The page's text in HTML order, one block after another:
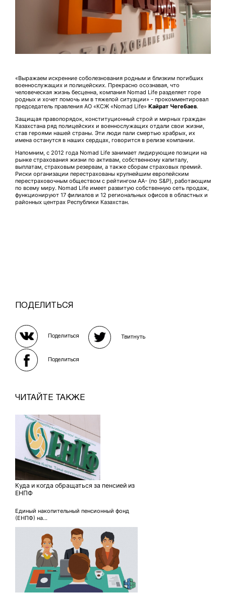
«Выражаем искренние соболезнования родным и близким погибших
военнослужащих и полицейских. Прекрасно осознавая, что
человеческая жизнь бесценна, компания Nomad Life разделяет горе
родных и хочет помочь им в тяжелой ситуации» - прокомментировал
председатель правления АО «КСЖ «Nomad Life» Кайрат Чегебаев.
Защищая правопорядок, конституционный строй и мирных граждан
Казахстана ряд полицейских и военнослужащих отдали свои жизни,
став героями нашей страны. Эти люди пали смертью храбрых, их
имена останутся в наших сердцах, говорится в релизе компании.
Напомним, с 2012 года Nomad Life занимает лидирующие позиции на
рынке страхования жизни по активам, собственному капиталу,
выплатам, страховым резервам, а также сборам страховых премий.
Риски организации перестрахованы крупнейшим европейским
перестраховочным обществом с рейтингом АА- (по S&P), работающим
по всему миру. Nomad Life имеет развитую собственную сеть продаж,
функционируют 17 филиалов и 12 региональных офисов в областных и
районных центрах Республики Казахстан.
ПОДЕЛИТЬСЯ
Поделиться Твитнуть
Поделиться
ЧИТАЙТЕ ТАКЖЕ
Куда и когда обращаться за пенсией из
ЕНПФ
Единый накопительный пенсионный фонд
(ЕНПФ) на...